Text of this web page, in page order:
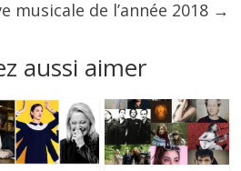
de l’année 2018 →
aussi aimer